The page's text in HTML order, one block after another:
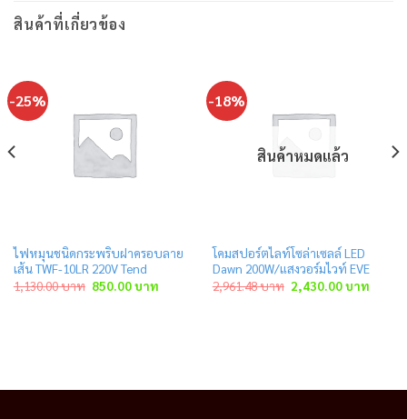
สินค้าที่เกี่ยวข้อง
-25%
ไฟหมุนชนิดกระพริบฝาครอบลาย
เส้น TWF-10LR 220V Tend
1,130.00บาท Original
price
850.00บาทCurrent
price
-18%
สินค้าหมดแล้ว
โคมสปอร์ตไลท์โซล่าเซลล์ LED
Dawn 200W/แสงวอร์มไวท์ EVE
2,961.48บาท Original
price
2,430.00บาท
price